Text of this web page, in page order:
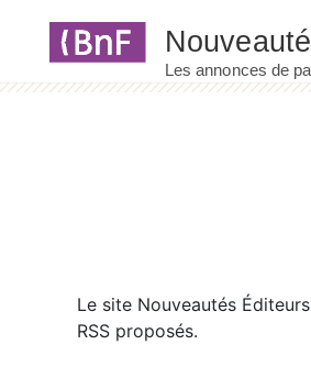
Le site Nouveautés Éditeurs
RSS proposés.